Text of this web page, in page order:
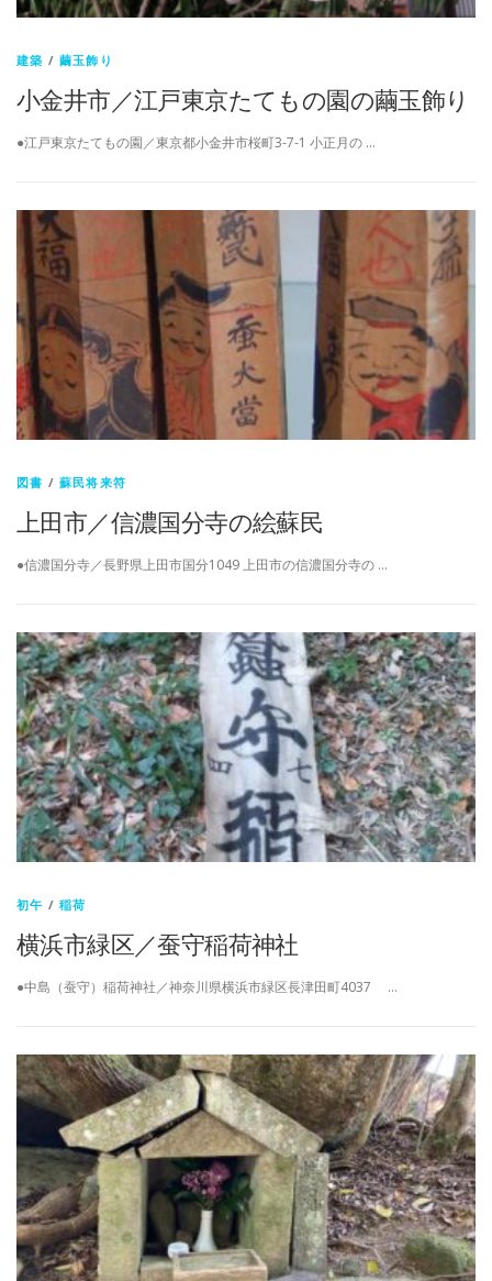
建築 /繭玉飾り
小金井市／江戸東京たてもの園の繭玉飾り
●江戸東京たてもの園／東京都小金井市桜町3-7-1 小正月の …
図書 /蘇民将来符
上田市／信濃国分寺の絵蘇民
●信濃国分寺／長野県上田市国分1049 上田市の信濃国分寺の …
初午 /稲荷
横浜市緑区／蚕守稲荷神社
●中島（蚕守）稲荷神社／神奈川県横浜市緑区長津田町4037 …